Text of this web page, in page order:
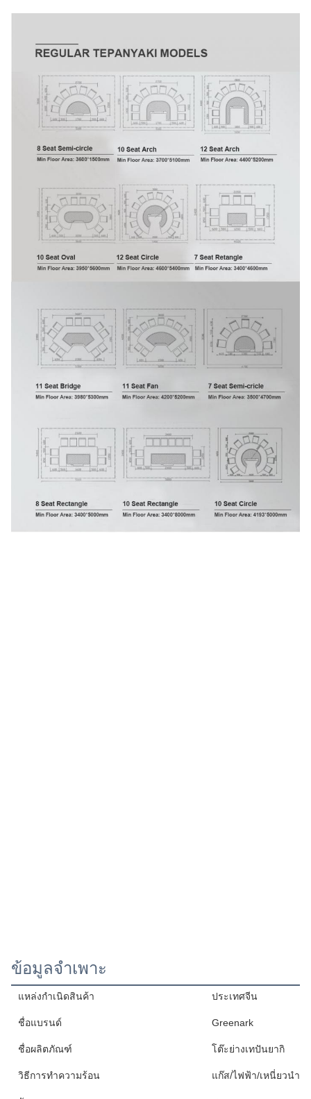
ข้อมูลจำเพาะ
แหล่งกำเนิดสินค้า ประเทศจีน
ชื่อแบรนด์ Greenark
ชื่อผลิตภัณฑ์ โต๊ะย่างเทปันยากิ
วิธีการทำความร้อน แก๊ส/ไฟฟ้า/เหนี่ยวนำ